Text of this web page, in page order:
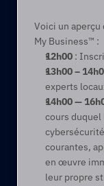
Voici un aperçu
My Business™ :
12h00 :
13h00 –
experts
14h00 —
cours duquel
courantes,
en œuvre
leur propre